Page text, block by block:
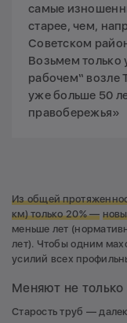
самые
старее, чем,
Советском
Возьмем только
рабочем“ возле
уже больше 50
правобережья»
Из общей
км) только 20%—
меньше лет
лет). Чтобы одним
усилий всех
Меняют не только
Старость труб —